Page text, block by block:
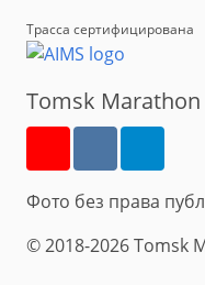
Трасса сертифицирована
Tomsk Marathon
Фото без права
© 2018-2026 Tomsk